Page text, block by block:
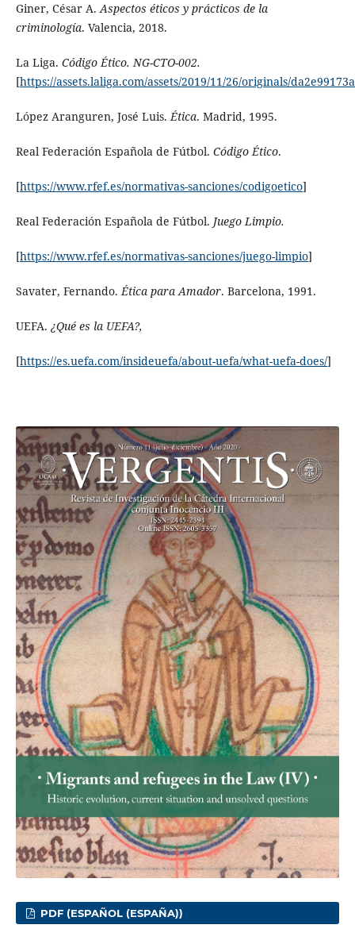
Giner, César A.Aspectos éticos y prácticos de la
criminología. Valencia, 2018.
La Liga. Código Ético. NG-CTO-002.
[https://assets.laliga.com/assets/2019/11/26/originals/
López Aranguren, José Luis.Ética. Madrid, 1995.
Real Federación Española de Fútbol. Código Ético.
[https://www.rfef.es/normativas-sanciones/codigoetico]
Real Federación Española de Fútbol. Juego Limpio.
[https://www.rfef.es/normativas-sanciones/juego-limpio]
Savater, Fernando.Ética para Amador. Barcelona, 1991.
UEFA. ¿Qué es la UEFA?,
[https://es.uefa.com/insideuefa/about-uefa/what-uefa-does/]
PDF (ESPAÑOL (ESPAÑA))